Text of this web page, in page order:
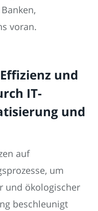
voran.
und
IT-
und
auf
um
und ökologischer
beschleunigt